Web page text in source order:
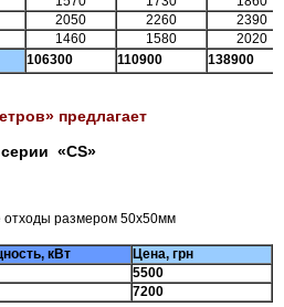
2050 2260
2390
1460 1580
2020
106300 110900 138900
предлагает
«CS»
отходы размером 50х50мм
кВт
Цена, грн
5500
7200